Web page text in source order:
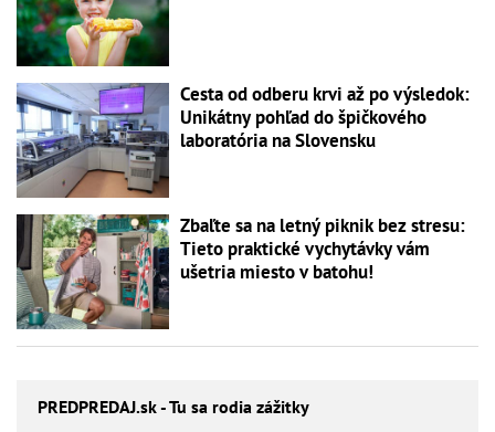
Cesta od odberu krvi až po výsledok:
Unikátny pohľad do špičkového
laboratória na Slovensku
Zbaľte sa na letný piknik bez stresu:
Tieto praktické vychytávky vám
ušetria miesto v batohu!
PREDPREDAJ.sk - Tu sa rodia zážitky